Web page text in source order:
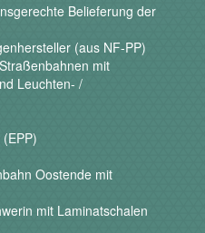
Belieferung der
(aus NF-PP)
mit
Leuchten- /
Oostende mit
mit Laminatschalen